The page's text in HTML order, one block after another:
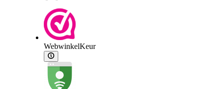
WebwinkelKeur